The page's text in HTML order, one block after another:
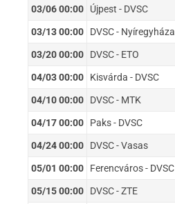
03/06 00:00 Újpest - DVSC
03/13 00:00 DVSC - Nyíregyháza
03/20 00:00 DVSC - ETO
04/03 00:00 Kisvárda - DVSC
04/10 00:00 DVSC - MTK
04/17 00:00 Paks - DVSC
04/24 00:00 DVSC - Vasas
05/01 00:00 Ferencváros - DVSC
05/15 00:00 DVSC - ZTE